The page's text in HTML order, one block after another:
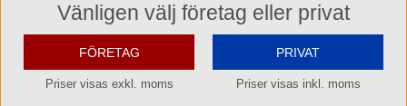
Näringsvärde
Basmängdeklaration: 100
Energi 1950 kJ
Vänligen välj företag eller privat
FÖRETAG
Priser visas exkl. moms
PRIVAT
Priser visas inkl. moms